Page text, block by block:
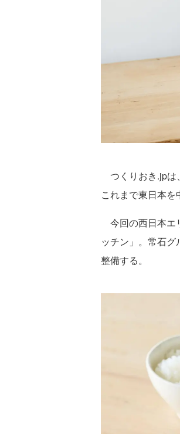
つくりおき.jpは
これまで東日本を
今回の西日本エ
ッチン」。常石
整備する。